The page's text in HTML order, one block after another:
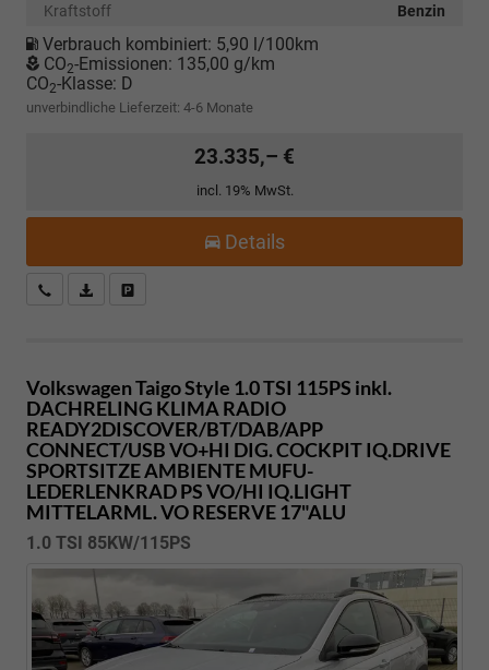
Kraftstoff
Benzin
Verbrauch kombiniert: 5,90 l/100km
CO2-Emissionen: 135,00 g/km
CO2-Klasse: D
unverbindliche Lieferzeit: 4-6 Monate
23.335,– €
incl. 19% MwSt.
Details
Kostenloser Rückruf-Service
PDF-Datei, Fahrzeugexposé drucken
Volkswagen TaigoStyle 1.0 TSI 115PS inkl.
DACHRELING KLIMA RADIO
READY2DISCOVER/BT/DAB/APP
CONNECT/USB VO+HI DIG. COCKPIT IQ.DRIVE
SPORTSITZE AMBIENTE MUFU-
LEDERLENKRAD PS VO/HI IQ.LIGHT
MITTELARML. VO RESERVE 17"ALU
1.0 TSI 85KW/115PS